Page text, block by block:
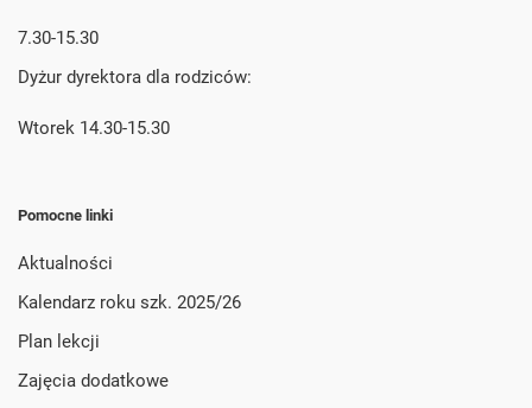
7.30-15.30
Dyżur dyrektora dla rodziców:
Wtorek 14.30-15.30
Pomocne linki
Aktualności
Kalendarz roku szk. 2025/26
Plan lekcji
Zajęcia dodatkowe